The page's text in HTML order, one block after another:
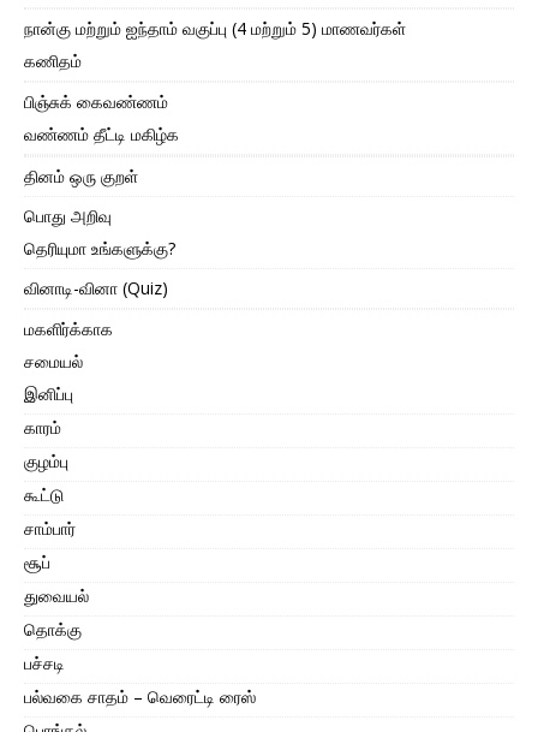
நான்கு மற்றும் ஐந்தாம் வகுப்பு (4 மற்றும் 5) மாணவர்கள்
கணிதம்
பிஞ்சுக் கைவண்ணம்
வண்ணம் தீட்டி மகிழ்க
தினம் ஒரு குறள்
பொது அறிவு
தெரியுமா உங்களுக்கு?
வினாடி-வினா (Quiz)
மகளிர்க்காக
சமையல்
இனிப்பு
காரம்
குழம்பு
கூட்டு
சாம்பார்
சூப்
துவையல்
தொக்கு
பச்சடி
பல்வகை சாதம் – வெரைட்டி ரைஸ்